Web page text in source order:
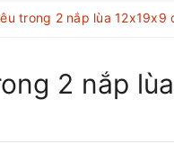
trong 2 nắp lùa 12x19x9
2 nắp